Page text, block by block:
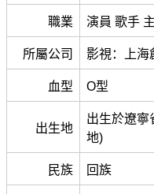
職業 演員 歌手
所屬公司 影視：上海
血型 O型
出生地
出生於遼寧
地)
民族 回族